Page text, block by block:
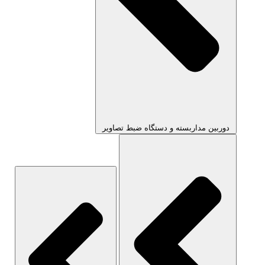
دوربین مداربسته و دستگاه ضبط تصاویر